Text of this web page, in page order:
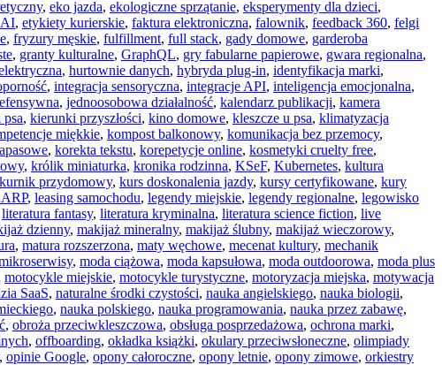
, eko jazda, ekologiczne sprzątanie, eksperymenty dla dzieci,
AI, etykiety kurierskie, faktura elektroniczna, falownik, feedback 360, felgi
, fryzury męskie, fulfillment, full stack, gady domowe, garderoba
, granty kulturalne, GraphQL, gry fabularne papierowe, gwara regionalna,
, hurtownie danych, hybryda plug-in, identyfikacja marki,
, integracja sensoryczna, integracje API, inteligencja emocjonalna,
, jednoosobowa działalność, kalendarz publikacji, kamera
psa, kierunki przyszłości, kino domowe, kleszcze u psa, klimatyzacja
miękkie, kompost balkonowy, komunikacja bez przemocy,
, korekta tekstu, korepetycje online, kosmetyki cruelty free,
, królik miniaturka, kronika rodzinna, KSeF, Kubernetes, kultura
kurnik przydomowy, kurs doskonalenia jazdy, kursy certyfikowane, kury
, leasing samochodu, legendy miejskie, legendy regionalne, legowisko
literatura fantasy, literatura kryminalna, literatura science fiction, live
dzienny, makijaż mineralny, makijaż ślubny, makijaż wieczorowy,
, matura rozszerzona, maty węchowe, mecenat kultury, mechanik
, moda ciążowa, moda kapsułowa, moda outdoorowa, moda plus
motocykle miejskie, motocykle turystyczne, motoryzacja miejska, motywacja
SaaS, naturalne środki czystości, nauka angielskiego, nauka biologii,
, nauka polskiego, nauka programowania, nauka przez zabawę,
, obroża przeciwkleszczowa, obsługa posprzedażowa, ochrona marki,
, offboarding, okładka książki, okulary przeciwsłoneczne, olimpiady
, opinie Google, opony całoroczne, opony letnie, opony zimowe, orkiestry